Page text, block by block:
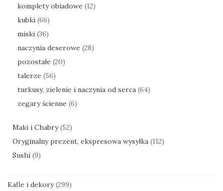
komplety obiadowe (12)
kubki (66)
miski (36)
naczynia deserowe (28)
pozostałe (20)
talerze (56)
turkusy, zielenie i naczynia od serca (64)
zegary ścienne (6)
Maki i Chabry (52)
Oryginalny prezent, ekspresowa wysyłka (112)
Sushi (9)
Kafle i dekory (299)